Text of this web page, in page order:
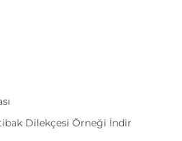
Dilekçesi Örneği İndir